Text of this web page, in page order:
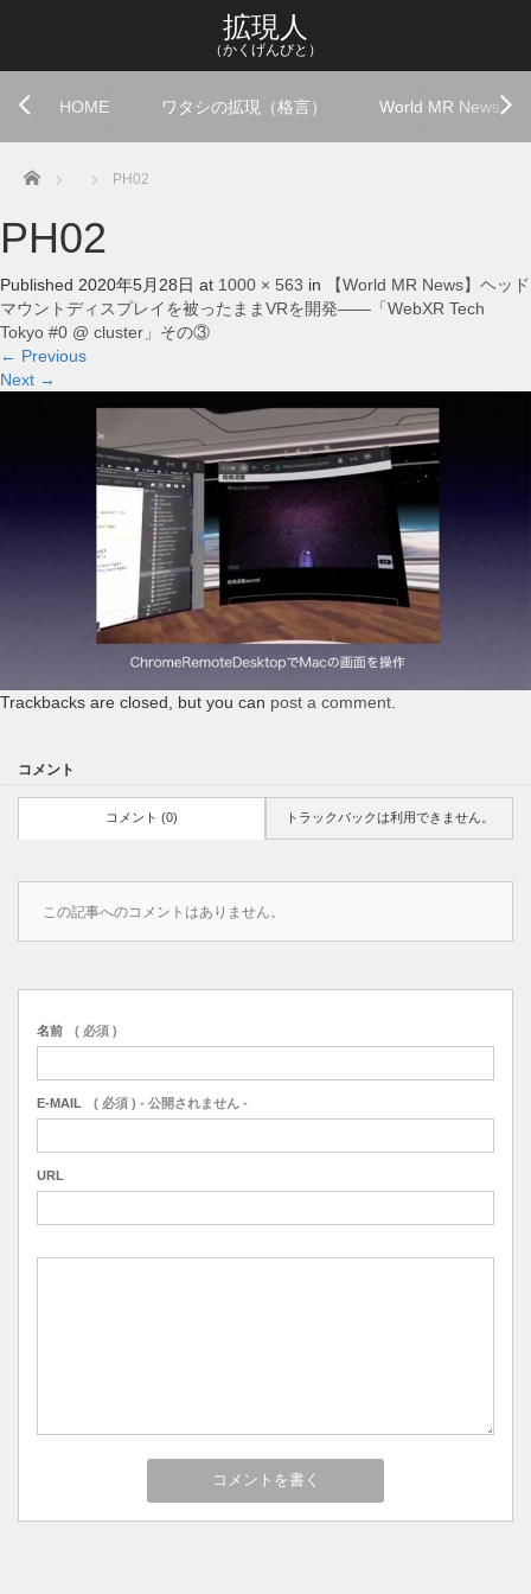
拡現人
（かくげんびと）
HOME ワタシの拡現（格言） World MR News
Home PH02
PH02
Published 2020年5月28日 at 1000 × 563 in
【World MR News】ヘッド
マウントディスプレイを被ったままVRを開発――「WebXR Tech
Tokyo #0 @ cluster」その③
← Previous
Next →
Trackbacks are closed, but you can post a comment
コメント
コメント (0) トラックバックは利用できません。
この記事へのコメントはありません。
名前 ( 必須 )
E-MAIL ( 必須 ) - 公開されません -
URL